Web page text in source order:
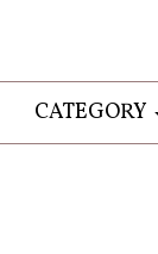
CATEGORY